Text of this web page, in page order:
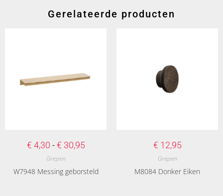
Gerelateerde producten
€ 4,30 - € 30,95
Grepen
W7948 Messing geborsteld
€ 12,95
Grepen
M8084 Donker Eiken